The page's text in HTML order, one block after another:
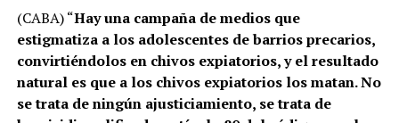
(CABA) “Hay una campaña de medios que
estigmatiza a los adolescentes de barrios precarios,
convirtiéndolos en chivos expiatorios, y el resultado
natural es que a los chivos expiatorios los matan. No
se trata de ningún ajusticiamiento, se trata de